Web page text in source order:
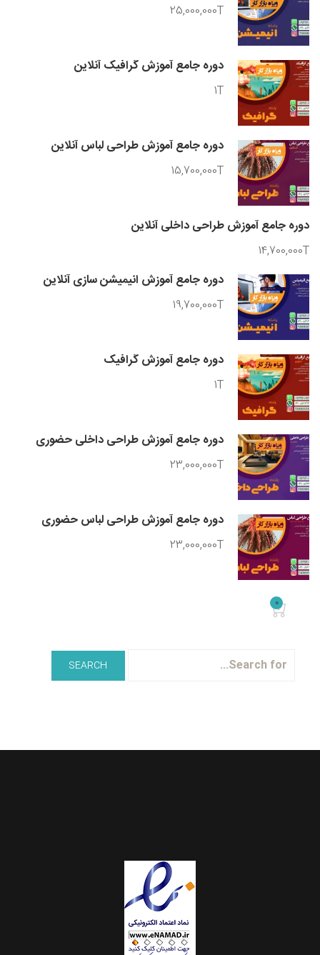
25,000,000T
دوره جامع آموزش گرافیک آنلاین
1T
دوره جامع آموزش طراحی لباس آنلاین
15,700,000T
دوره جامع آموزش طراحی داخلی آنلاین
14,700,000T
دوره جامع آموزش انیمیشن سازی آنلاین
19,700,000T
دوره جامع آموزش گرافیک
1T
دوره جامع آموزش طراحی داخلی حضوری
23,000,000T
دوره جامع آموزش طراحی لباس حضوری
23,000,000T
0